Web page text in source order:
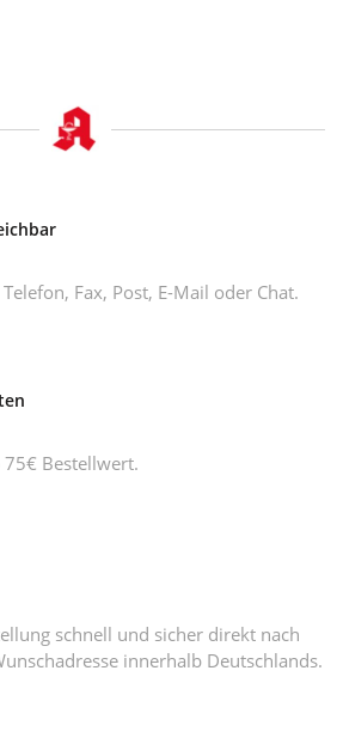
Fax, Post, E-Mail oder Chat.
Bestellwert.
schnell und sicher direkt nach
innerhalb Deutschlands.